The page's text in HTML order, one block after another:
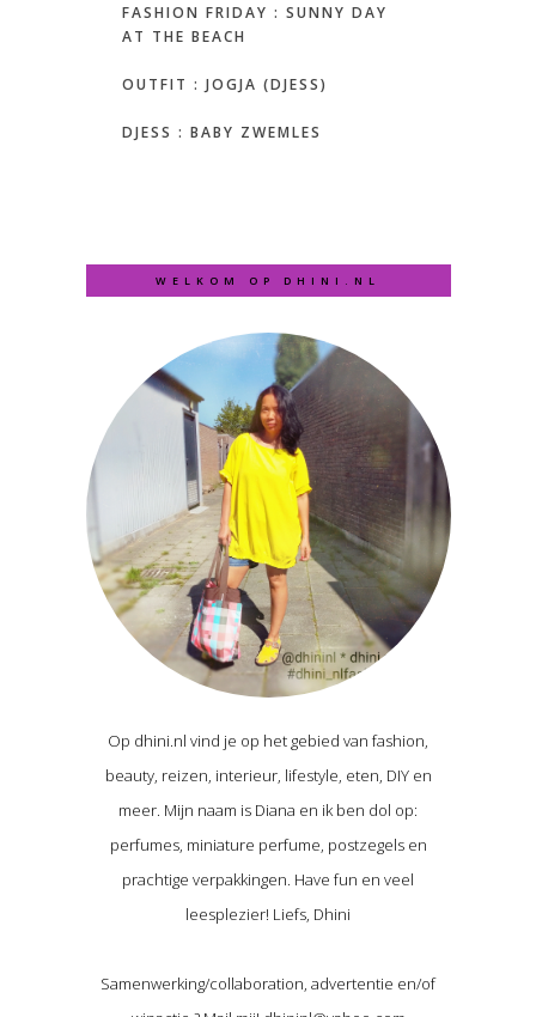
FASHION FRIDAY : SUNNY DAY
AT THE BEACH
OUTFIT : JOGJA (DJESS)
DJESS : BABY ZWEMLES
WELKOM OP DHINI.NL
Op dhini.nl vind je op het gebied van fashion,
beauty, reizen, interieur, lifestyle, eten, DIY en
meer. Mijn naam is Diana en ik ben dol op:
perfumes, miniature perfume, postzegels en
prachtige verpakkingen. Have fun en veel
leesplezier! Liefs, Dhini
Samenwerking/collaboration, advertentie en/of